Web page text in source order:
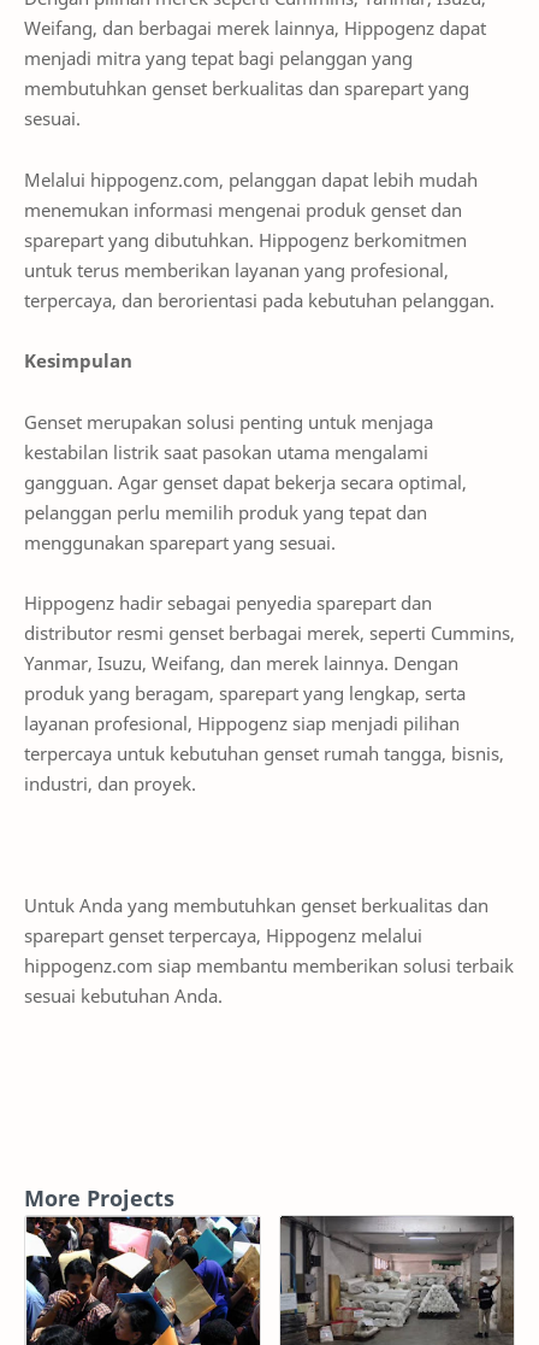
Weifang, dan berbagai merek lainnya, Hippogenz dapat
menjadi mitra yang tepat bagi pelanggan yang
membutuhkan genset berkualitas dan sparepart yang
sesuai.
Melalui hippogenz.com, pelanggan dapat lebih mudah
menemukan informasi mengenai produk genset dan
sparepart yang dibutuhkan. Hippogenz berkomitmen
untuk terus memberikan layanan yang profesional,
terpercaya, dan berorientasi pada kebutuhan pelanggan.
Kesimpulan
Genset merupakan solusi penting untuk menjaga
kestabilan listrik saat pasokan utama mengalami
gangguan. Agar genset dapat bekerja secara optimal,
pelanggan perlu memilih produk yang tepat dan
menggunakan sparepart yang sesuai.
Hippogenz hadir sebagai penyedia sparepart dan
distributor resmi genset berbagai merek, seperti Cummins,
Yanmar, Isuzu, Weifang, dan merek lainnya. Dengan
produk yang beragam, sparepart yang lengkap, serta
layanan profesional, Hippogenz siap menjadi pilihan
terpercaya untuk kebutuhan genset rumah tangga, bisnis,
industri, dan proyek.
Untuk Anda yang membutuhkan genset berkualitas dan
sparepart genset terpercaya, Hippogenz melalui
hippogenz.com siap membantu memberikan solusi terbaik
sesuai kebutuhan Anda.
More Projects